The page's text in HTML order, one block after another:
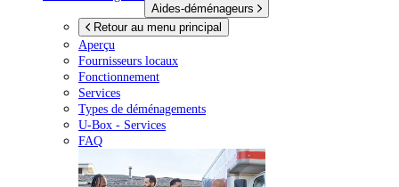
Aides-déménageurs
Retour au menu principal
Aperçu
Fournisseurs locaux
Fonctionnement
Services
Types de déménagements
U-Box - Services
FAQ